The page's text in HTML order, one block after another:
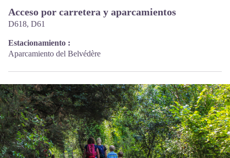
Acceso por carretera y aparcamientos
D618, D61
Estacionamiento :
Aparcamiento del Belvédère